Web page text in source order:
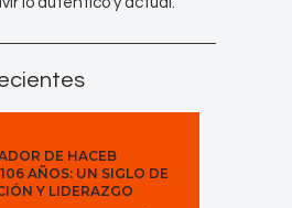
DE HACEB
AÑOS: UN SIGLO DE
Y LIDERAZGO